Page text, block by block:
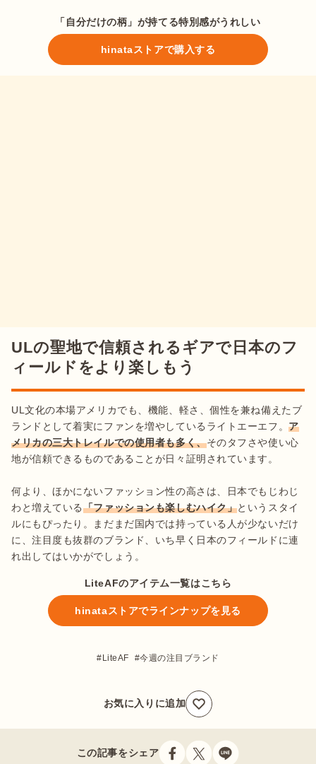
「自分だけの柄」が持てる特別感がうれしい
hinataストアで購入する
ULの聖地で信頼されるギアで日本のフ
ィールドをより楽しもう
UL文化の本場アメリカでも、機能、軽さ、個性を兼ね備えたブ
ランドとして着実にファンを増やしているライトエーエフ。ア
メリカの三大トレイルでの使用者も多く、そのタフさや使い心
地が信頼できるものであることが日々証明されています。
何より、ほかにないファッション性の高さは、日本でもじわじ
わと増えている「ファッションも楽しむハイク」というスタイ
ルにもぴったり。まだまだ国内では持っている人が少ないだけ
に、注目度も抜群のブランド、いち早く日本のフィールドに連
れ出してはいかがでしょう。
LiteAFのアイテム一覧はこちら
hinataストアでラインナップを見る
LiteAF 今週の注目ブランド
お気に入りに追加
この記事をシェア